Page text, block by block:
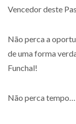
Vencedor deste
Não perca a
de uma forma
Funchal!
Não perca